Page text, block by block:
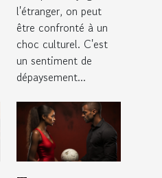
l'étranger, on peut
être confronté à un
choc culturel. C'est
un sentiment de
dépaysement...